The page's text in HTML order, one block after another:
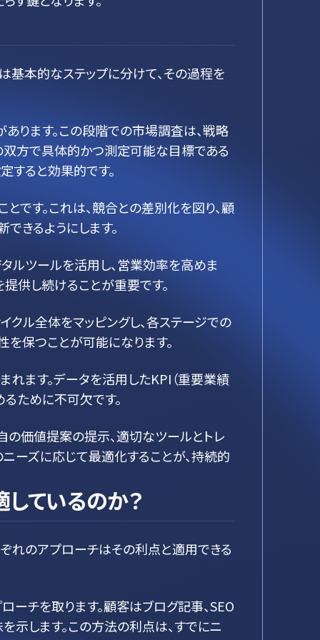
基本的なステップに分けて、その過程を
ります。この段階での市場調査は、戦略
双方で具体的かつ測定可能な目標である
ると効果的です。
す。これは、競合との差別化を図り、顧
きるようにします。
ルツールを活用し、営業効率を高めま
供し続けることが重要です。
クル全体をマッピングし、各ステージでの
を保つことが可能になります。
れます。データを活用したKPI（重要業績
ために不可欠です。
の価値提案の提示、適切なツールとトレ
ーズに応じて最適化することが、持続的
ているのか？
れのアプローチはその利点と適用できる
ーチを取ります。顧客はブログ記事、SEO
示します。この方法の利点は、すでにニ